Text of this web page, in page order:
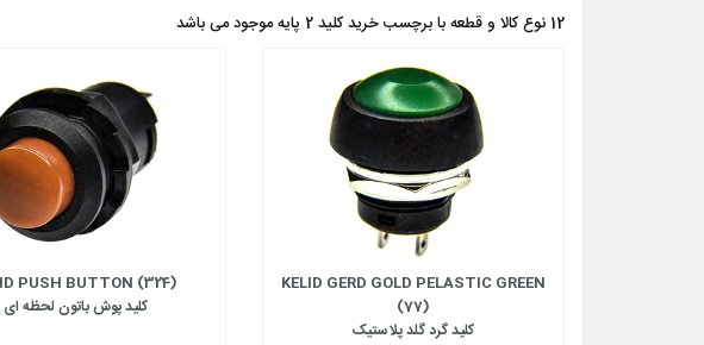
12 نوع کالا و قطعه با برچسب خرید کلید 2 پایه موجود می باشد
KELID GERD GOLD PELASTIC GREEN
(77)
کلید گرد گلد پلاستیک
PUSH BUTTON (324)
کلید پوش باتون لحظه ای